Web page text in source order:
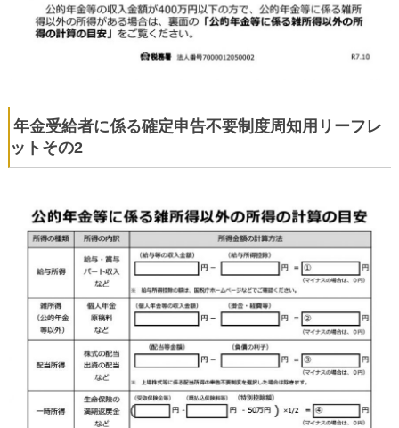
年金受給者に係る確定申告不要制度周知用リーフレ
ットその2